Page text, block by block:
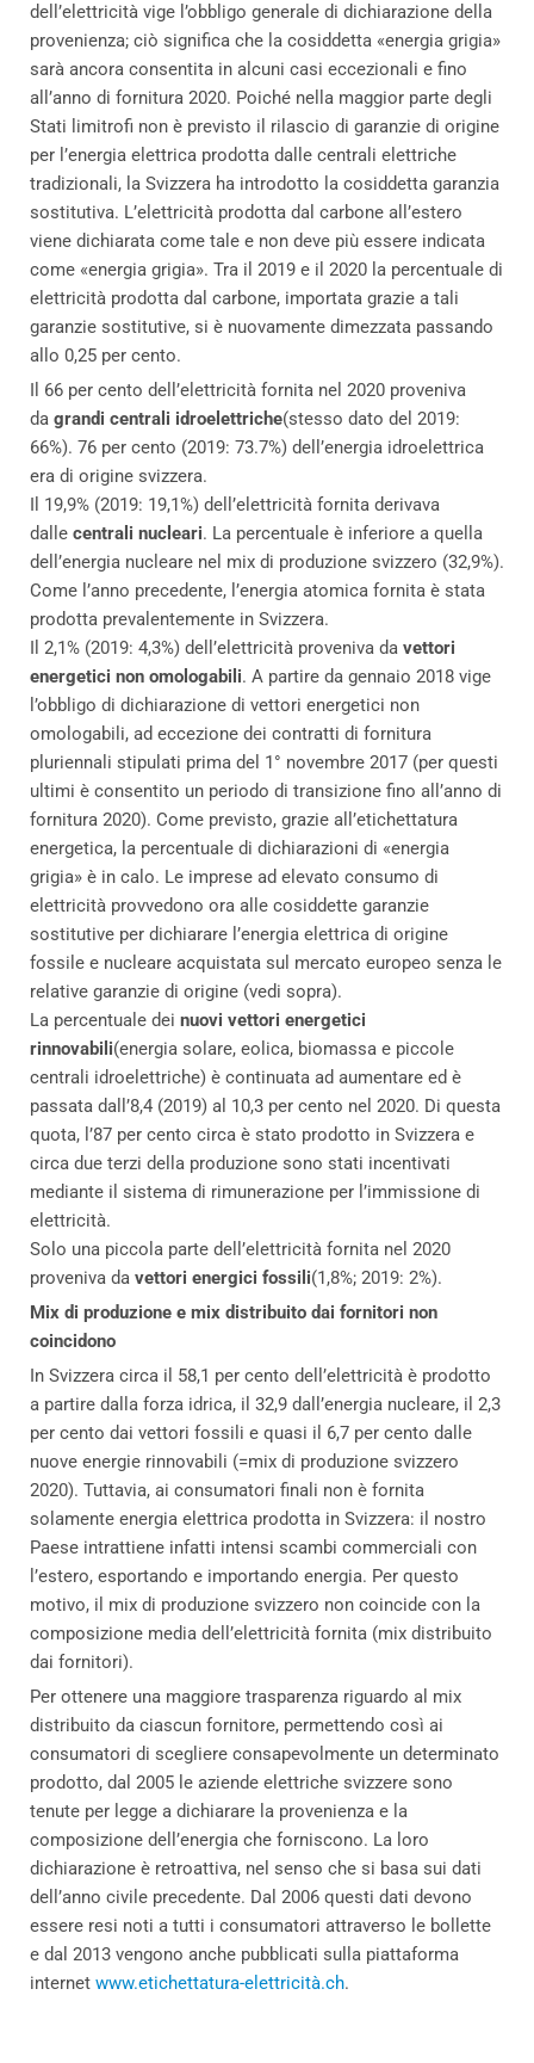
dell’elettricità vige l’obbligo generale di dichiarazione della
provenienza; ciò significa che la cosiddetta «energia grigia»
sarà ancora consentita in alcuni casi eccezionali e fino
all’anno di fornitura 2020. Poiché nella maggior parte degli
Stati limitrofi non è previsto il rilascio di garanzie di origine
per l’energia elettrica prodotta dalle centrali elettriche
tradizionali, la Svizzera ha introdotto la cosiddetta garanzia
sostitutiva. L’elettricità prodotta dal carbone all’estero
viene dichiarata come tale e non deve più essere indicata
come «energia grigia». Tra il 2019 e il 2020 la percentuale di
elettricità prodotta dal carbone, importata grazie a tali
garanzie sostitutive, si è nuovamente dimezzata passando
allo 0,25 per cento.
Il 66 per cento dell’elettricità fornita nel 2020 proveniva
da grandi centrali idroelettriche(stesso dato del 2019:
66%). 76 per cento (2019: 73.7%) dell’energia idroelettrica
era di origine svizzera.
Il 19,9% (2019: 19,1%) dell’elettricità fornita derivava
dalle centrali nucleari. La percentuale è inferiore a quella
dell’energia nucleare nel mix di produzione svizzero (32,9%).
Come l’anno precedente, l’energia atomica fornita è stata
prodotta prevalentemente in Svizzera.
Il 2,1% (2019: 4,3%) dell’elettricità proveniva da vettori
energetici non omologabili. A partire da gennaio 2018 vige
l’obbligo di dichiarazione di vettori energetici non
omologabili, ad eccezione dei contratti di fornitura
pluriennali stipulati prima del 1° novembre 2017 (per questi
ultimi è consentito un periodo di transizione fino all’anno di
fornitura 2020). Come previsto, grazie all’etichettatura
energetica, la percentuale di dichiarazioni di «energia
grigia» è in calo. Le imprese ad elevato consumo di
elettricità provvedono ora alle cosiddette garanzie
sostitutive per dichiarare l’energia elettrica di origine
fossile e nucleare acquistata sul mercato europeo senza le
relative garanzie di origine (vedi sopra).
La percentuale dei nuovi vettori energetici
rinnovabili(energia solare, eolica, biomassa e piccole
centrali idroelettriche) è continuata ad aumentare ed è
passata dall’8,4 (2019) al 10,3 per cento nel 2020. Di questa
quota, l’87 per cento circa è stato prodotto in Svizzera e
circa due terzi della produzione sono stati incentivati
mediante il sistema di rimunerazione per l’immissione di
elettricità.
Solo una piccola parte dell’elettricità fornita nel 2020
proveniva da vettori energici fossili(1,8%; 2019: 2%).
Mix di produzione e mix distribuito dai fornitori non
coincidono
In Svizzera circa il 58,1 per cento dell’elettricità è prodotto
a partire dalla forza idrica, il 32,9 dall’energia nucleare, il 2,3
per cento dai vettori fossili e quasi il 6,7 per cento dalle
nuove energie rinnovabili (=mix di produzione svizzero
2020). Tuttavia, ai consumatori finali non è fornita
solamente energia elettrica prodotta in Svizzera: il nostro
Paese intrattiene infatti intensi scambi commerciali con
l’estero, esportando e importando energia. Per questo
motivo, il mix di produzione svizzero non coincide con la
composizione media dell’elettricità fornita (mix distribuito
dai fornitori).
Per ottenere una maggiore trasparenza riguardo al mix
distribuito da ciascun fornitore, permettendo così ai
consumatori di scegliere consapevolmente un determinato
prodotto, dal 2005 le aziende elettriche svizzere sono
tenute per legge a dichiarare la provenienza e la
composizione dell’energia che forniscono. La loro
dichiarazione è retroattiva, nel senso che si basa sui dati
dell’anno civile precedente. Dal 2006 questi dati devono
essere resi noti a tutti i consumatori attraverso le bollette
e dal 2013 vengono anche pubblicati sulla piattaforma
internet www.etichettatura-elettricità.ch.